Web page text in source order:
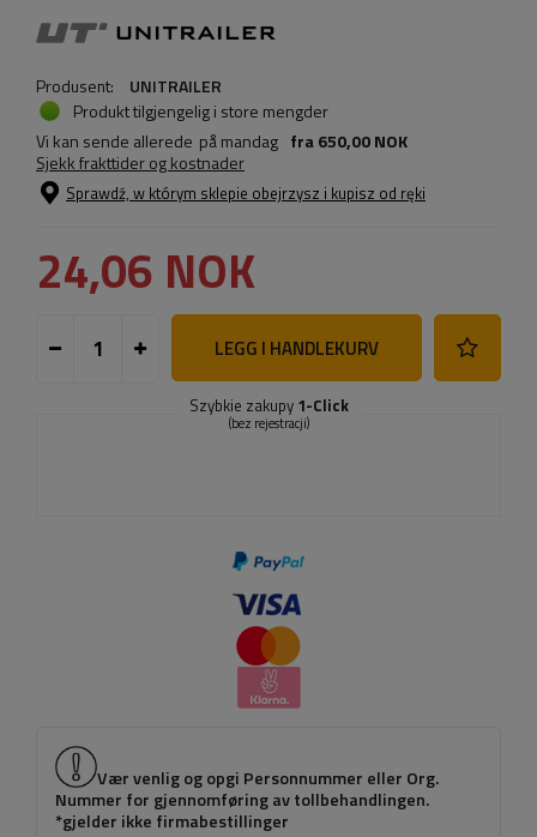
Produsent:
UNITRAILER
Produkt tilgjengelig i store mengder
Vi kan sende allerede på mandag fra650,00 NOK
Sjekk frakttider og kostnader
Sprawdź, w którym sklepie obejrzysz i kupisz od ręki
24,06 NOK
LEGG I HANDLEKURV
Szybkie zakupy 1-Click
(bez rejestracji)
Vær venlig og opgi Personnummer eller Org.
Nummer for gjennomføring av tollbehandlingen.
*gjelder ikke firmabestillinger